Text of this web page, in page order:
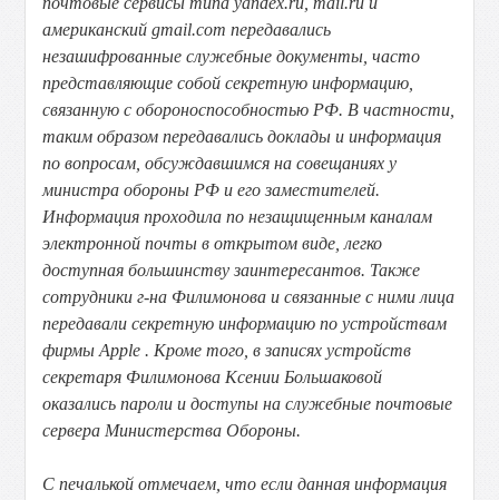
американский gmail.com передавались
незашифрованные служебные документы, часто
представляющие собой секретную информацию,
связанную с обороноспособностью РФ. В частности,
таким образом передавались доклады и информация
по вопросам, обсуждавшимся на совещаниях у
министра обороны РФ и его заместителей.
Информация проходила по незащищенным каналам
электронной почты в открытом виде, легко
доступная большинству заинтересантов. Также
сотрудники г-на Филимонова и связанные с ними лица
передавали секретную информацию по устройствам
фирмы Apple . Кроме того, в записях устройств
секретаря Филимонова Ксении Большаковой
оказались пароли и доступы на служебные почтовые
сервера Министерства Обороны.
С печалькой отмечаем, что если данная информация